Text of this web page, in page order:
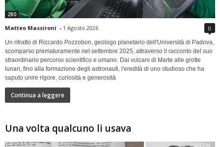
280
Matteo Massironi - 1 Agosto 2026 0
Un ritratto di Riccardo Pozzobon, geologo planetario dell'Università di Padova,
scomparso prematuramente nel settembre 2025, attraverso il racconto del suo
straordinario percorso scientifico e umano. Dai vulcani di Marte alle grotte
lunari, fino alla formazione degli astronauti, l'eredità di uno studioso che ha
saputo unire rigore, curiosità e generosità
Continua a leggere
Una volta qualcuno li usava